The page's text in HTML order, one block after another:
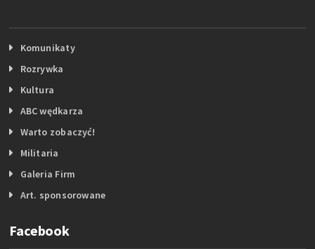
Komunikaty
Rozrywka
Kultura
ABC wędkarza
Warto zobaczyć!
Militaria
Galeria Firm
Art. sponsorowane
Facebook